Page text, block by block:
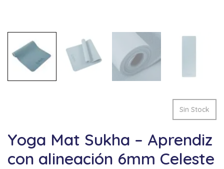
Sin Stock
Yoga Mat Sukha – Aprendiz
con alineación 6mm Celeste